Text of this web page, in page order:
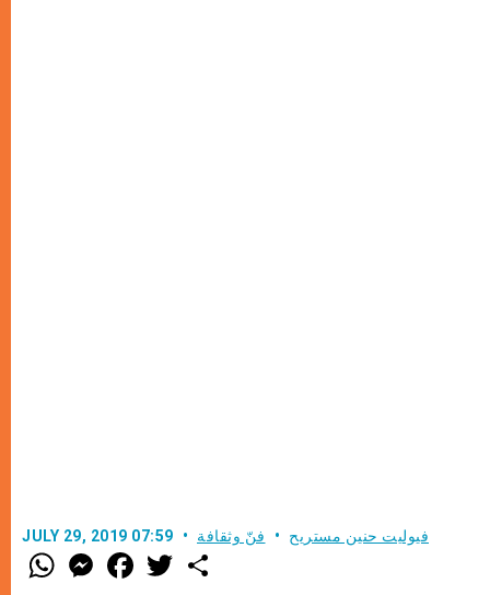
JULY 29, 2019 07:59 فيوليت حنين مستريح فنّ وثقافة
W
h
M
e
F
a w